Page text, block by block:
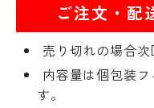
ご注文・配
売り切れの場合次
内容量は個包装
す。